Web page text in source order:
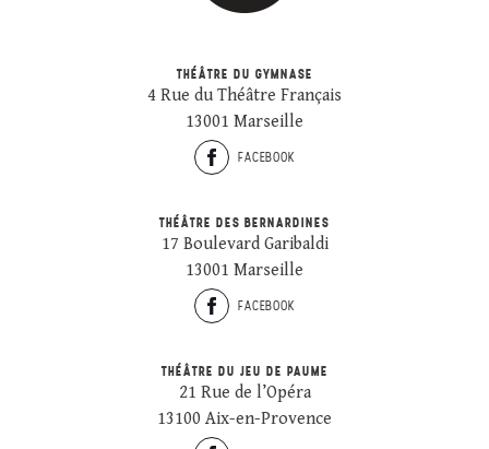
THÉÂTRE DU GYMNASE
4 Rue du Théâtre Français
13001 Marseille
FACEBOOK
THÉÂTRE DES BERNARDINES
17 Boulevard Garibaldi
13001 Marseille
FACEBOOK
THÉÂTRE DU JEU DE PAUME
21 Rue de l’Opéra
13100 Aix-en-Provence